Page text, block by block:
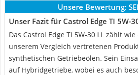
Unsere Bewertung:
Unser Fazit für Castrol Edge TI 5W-
Das Castrol Edge TI 5W-30 LL zählt
unserem Vergleich vertretenen
synthetischen Getriebeölen. Sein
auf Hybridgetriebe, wobei es auch